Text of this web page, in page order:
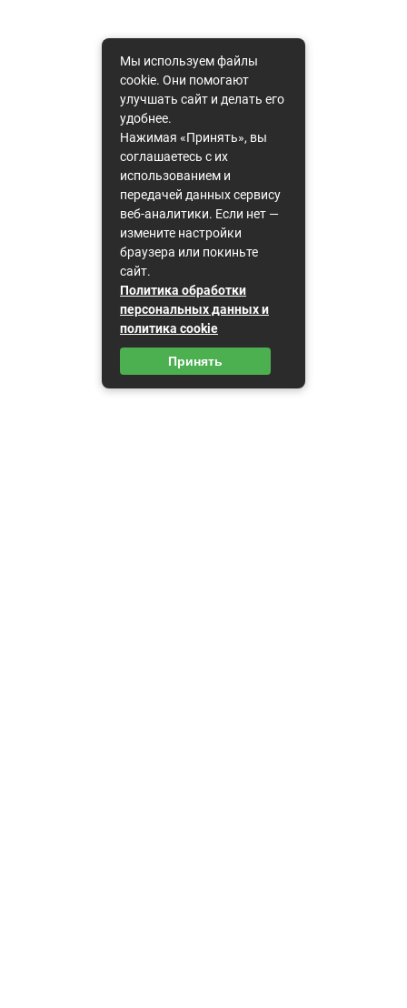
Мы используем файлы
cookie. Они помогают
улучшать сайт и делать его
удобнее.
Нажимая «Принять», вы
соглашаетесь с их
использованием и
передачей данных сервису
веб-аналитики. Если нет —
измените настройки
браузера или покиньте
сайт.
Политика обработки
персональных данных и
политика cookie
Принять